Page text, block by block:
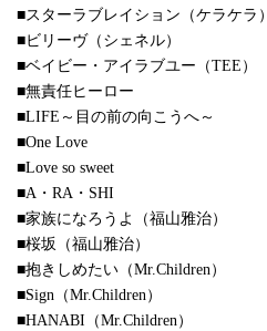
■スターラブレイション（ケラケラ）
■ビリーヴ（シェネル）
■ベイビー・アイラブユー（TEE）
■無責任ヒーロー
■LIFE～目の前の向こうへ～
■One Love
■Love so sweet
■A・RA・SHI
■家族になろうよ（福山雅治）
■桜坂（福山雅治）
■抱きしめたい（Mr.Children）
■Sign（Mr.Children）
■HANABI（Mr.Children）